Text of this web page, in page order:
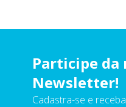
Participe da
Newsletter!
Cadastra-se e